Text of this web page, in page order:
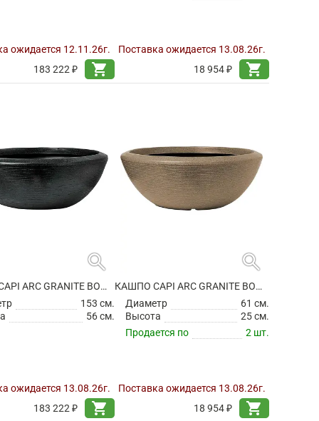
ожидается 12.11.26г.
183 222 ₽
shopping_cart
Поставка ожидается 13.08.26г.
18 954 ₽
shopping_cart
search
КАШПО CAPI ARC GRANITE BOWL LOW BLACK
153 см.
56 см.
ожидается 13.08.26г.
183 222 ₽
shopping_cart
search
КАШПО CAPI ARC GRANITE BOWL LOW WARM TAUPE
Диаметр
61 см.
Высота
25 см.
Продается по
2 шт.
Поставка ожидается 13.08.26г.
18 954 ₽
shopping_cart